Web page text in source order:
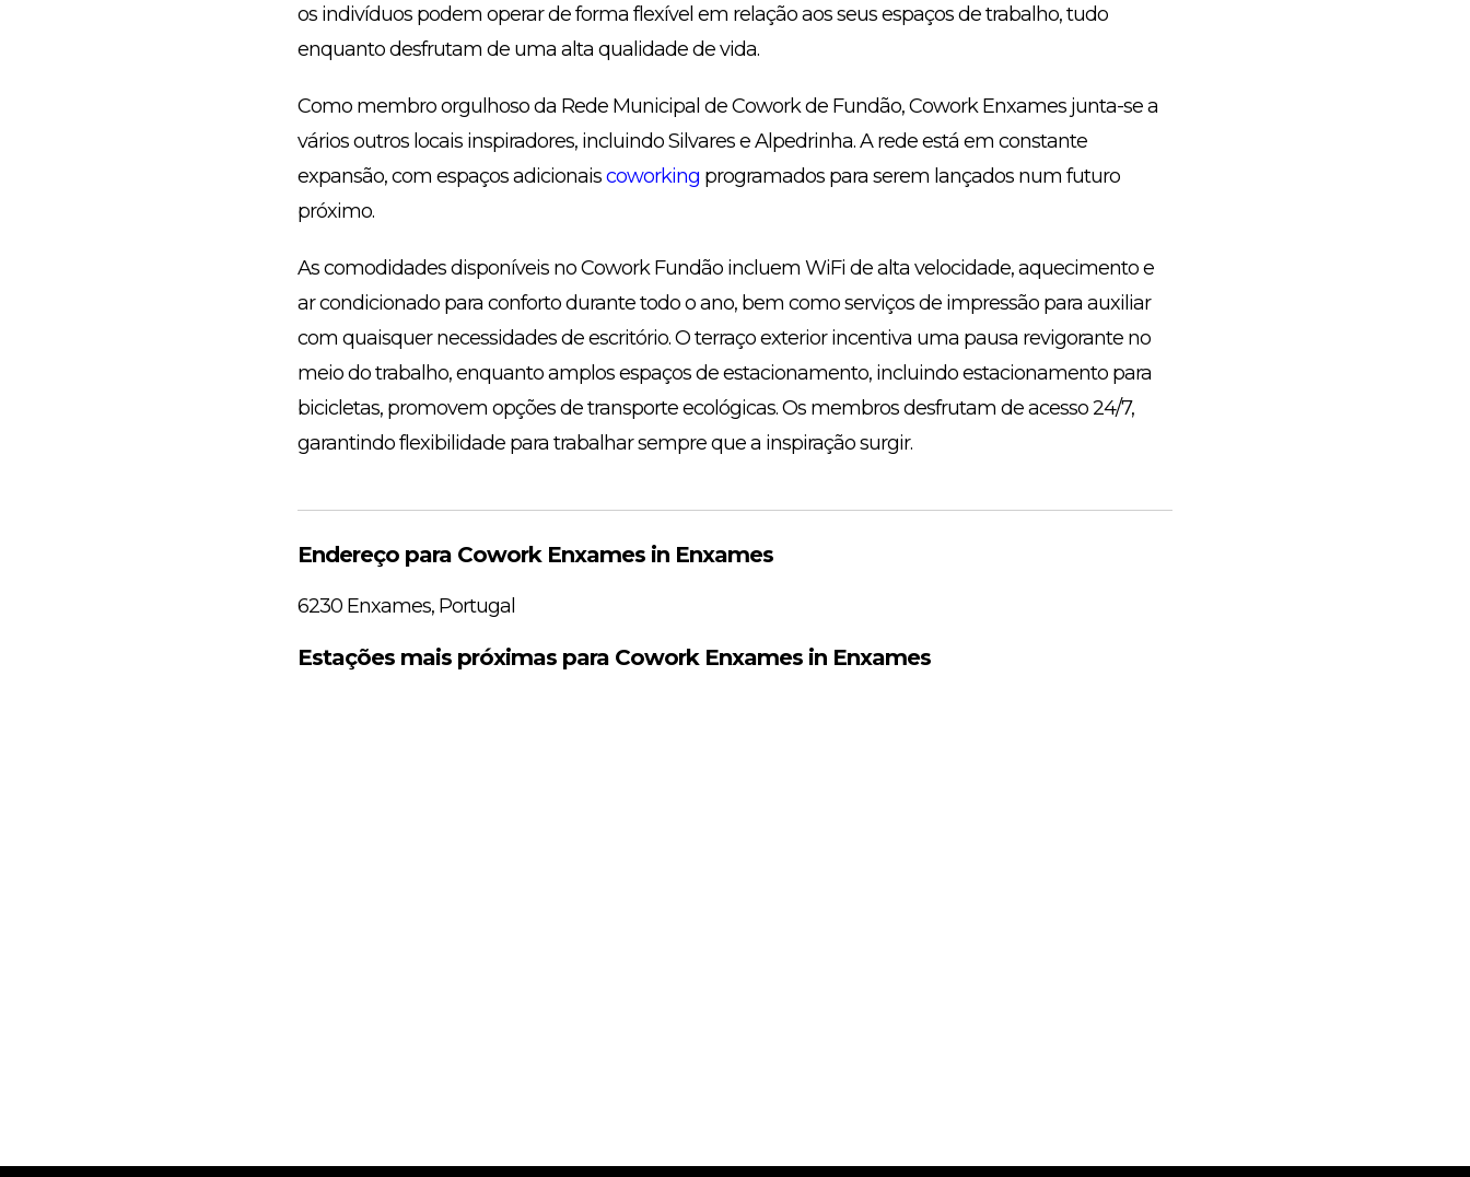
os indivíduos podem operar de forma flexível em relação aos seus espaços de trabalho, tudo
enquanto desfrutam de uma alta qualidade de vida.
Como membro orgulhoso da Rede Municipal de Cowork de Fundão, Cowork Enxames junta-se a
vários outros locais inspiradores, incluindo Silvares e Alpedrinha. A rede está em constante
expansão, com espaços adicionaiscoworking programados para serem lançados num futuro
próximo.
As comodidades disponíveis no Cowork Fundão incluem WiFi de alta velocidade, aquecimento e
ar condicionado para conforto durante todo o ano, bem como serviços de impressão para auxiliar
com quaisquer necessidades de escritório. O terraço exterior incentiva uma pausa revigorante no
meio do trabalho, enquanto amplos espaços de estacionamento, incluindo estacionamento para
bicicletas, promovem opções de transporte ecológicas. Os membros desfrutam de acesso 24/7,
garantindo flexibilidade para trabalhar sempre que a inspiração surgir.
Endereço para Cowork Enxames in Enxames
6230 Enxames, Portugal
Estações mais próximas para Cowork Enxames in Enxames